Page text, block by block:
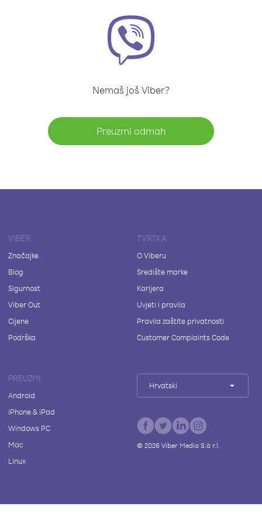
Nemaš još Viber?
Preuzmi odmah
VIBER
Značajke
Blog
Sigurnost
Viber Out
Cijene
Podrška
TVRTKA
O Viberu
Središte marke
Karijera
Uvjeti i pravila
Pravila zaštite privatnosti
Customer Complaints Code
PREUZMI
Android
iPhone & iPad
Windows PC
Mac
Linux
Hrvatski
© 2026Viber Media S.à r.l.